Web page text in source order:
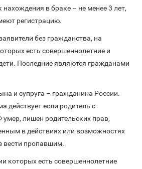
в браке – не менее 3 лет,
регистрацию.
без гражданства, на
есть совершеннолетние и
Последние являются гражданами
и супруга – гражданина России.
действует если родитель с
лишен родительских прав,
в действиях или возможностях
вести пропавшим.
которых есть совершеннолетние